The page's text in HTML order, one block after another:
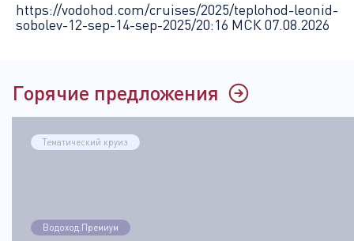
https://vodohod.com/cruises/2025/teplohod-leonid-
sobolev-12-sep-14-sep-2025/20:16 МСК 07.08.2026
Горячие предложения
Тематический круиз
Водоход.Премиум